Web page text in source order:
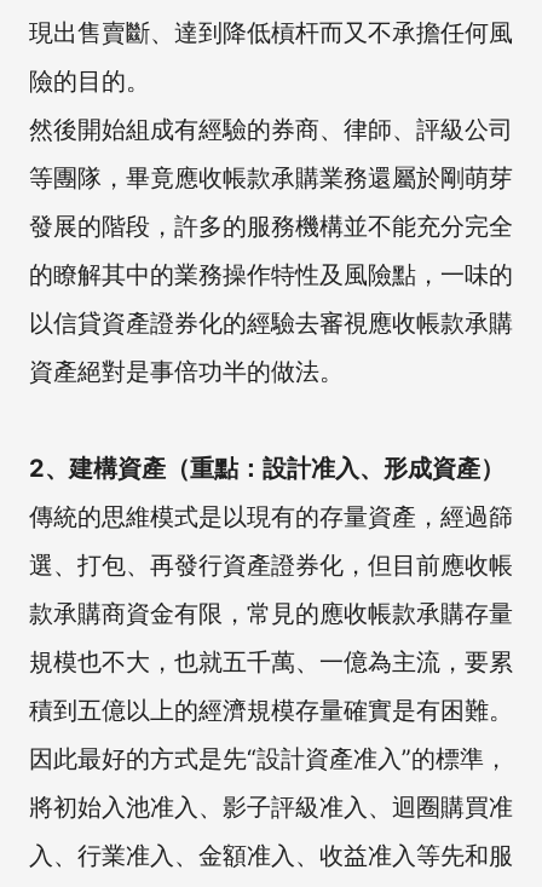
現出售賣斷、達到降低槓杆而又不承擔任何風
險的目的。
然後開始組成有經驗的券商、律師、評級公司
等團隊，畢竟應收帳款承購業務還屬於剛萌芽
發展的階段，許多的服務機構並不能充分完全
的瞭解其中的業務操作特性及風險點，一味的
以信貸資產證券化的經驗去審視應收帳款承購
資產絕對是事倍功半的做法。
2、建構資產（重點：設計准入、形成資產）
傳統的思維模式是以現有的存量資產，經過篩
選、打包、再發行資產證券化，但目前應收帳
款承購商資金有限，常見的應收帳款承購存量
規模也不大，也就五千萬、一億為主流，要累
積到五億以上的經濟規模存量確實是有困難。
因此最好的方式是先“設計資產准入”的標準，
將初始入池准入、影子評級准入、迴圈購買准
入、行業准入、金額准入、收益准入等先和服